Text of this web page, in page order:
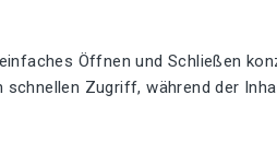
Öffnen und Schließen
Zugriff, während der